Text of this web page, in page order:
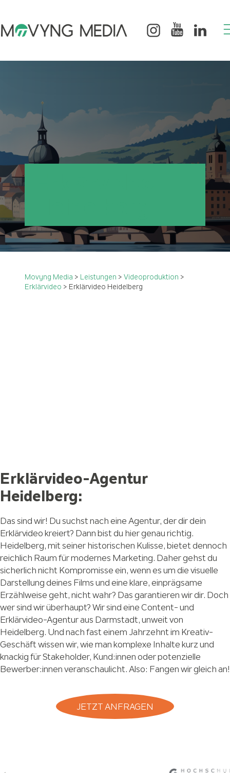
Movyng Media > Leistungen > Videoproduktion >
Erklärvideo > Erklärvideo Heidelberg
Erklärvideo-Agentur
Heidelberg:
Das sind wir! Du suchst nach eine Agentur, der dir dein
Erklärvideo kreiert? Dann bist du hier genau richtig.
Heidelberg, mit seiner historischen Kulisse, bietet dennoch
reichlich Raum für modernes Marketing. Daher gehst du
sicherlich nicht Kompromisse ein, wenn es um die visuelle
Darstellung deines Films und eine klare, einprägsame
Erzählweise geht, nicht wahr? Das garantieren wir dir. Doch
wer sind wir überhaupt? Wir sind eine Content- und
Erklärvideo-Agentur aus Darmstadt, unweit von
Heidelberg. Und nach fast einem Jahrzehnt im Kreativ-
Geschäft wissen wir, wie man komplexe Inhalte kurz und
knackig für Stakeholder, Kund:innen oder potenzielle
Bewerber:innen veranschaulicht. Also: Fangen wir gleich an!
JETZT ANFRAGEN